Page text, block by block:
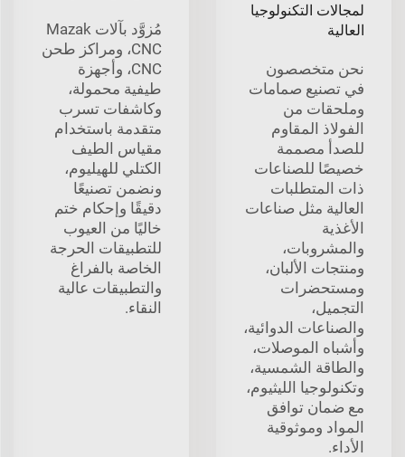
لمجالات التكنولوجيا
العالية
نحن متخصصون
في تصنيع صمامات
وملحقات من
الفولاذ المقاوم
للصدأ مصممة
خصيصًا للصناعات
ذات المتطلبات
العالية مثل صناعات
الأغذية
والمشروبات،
ومنتجات الألبان،
ومستحضرات
التجميل،
والصناعات الدوائية،
وأشباه الموصلات،
والطاقة الشمسية،
وتكنولوجيا الليثيوم،
مع ضمان توافق
المواد وموثوقية
الأداء.
مُزوَّد بآلات Mazak
CNC، ومراكز طحن
CNC، وأجهزة
طيفية محمولة،
وكاشفات تسرب
متقدمة باستخدام
مقياس الطيف
الكتلي للهيليوم،
ونضمن تصنيعًا
دقيقًا وإحكام ختم
خاليًا من العيوب
للتطبيقات الحرجة
الخاصة بالفراغ
والتطبيقات عالية
النقاء.